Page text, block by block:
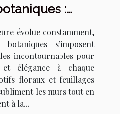
:
évolue constamment,
s’imposent
incontournables pour
élégance à chaque
floraux et feuillages
les murs tout en
à la...